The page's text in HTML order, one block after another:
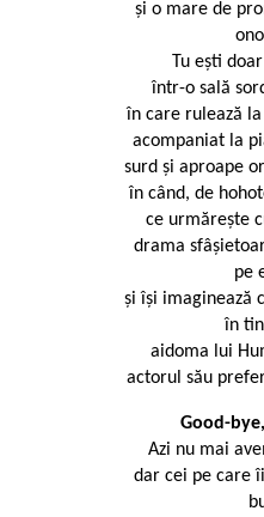
și o mare de
Tu ești
într-o sală
în care rulează
acompaniat la
surd și aproape
în când, de
ce urmărește
drama
pe
și își imaginează
în
aidoma lui
actorul său
Good-
Azi nu mai
dar cei pe care